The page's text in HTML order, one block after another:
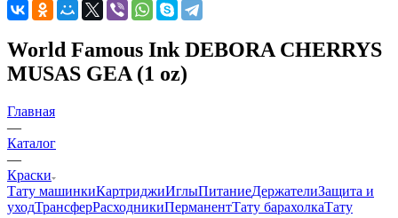
World Famous Ink DEBORA CHERRYS
MUSAS GEA (1 oz)
Главная
—
Каталог
—
Краски
Тату машинкиКартриджиИглыПитаниеДержателиЗащита и
уходТрансферРасходникиПерманентТату барахолкаТату